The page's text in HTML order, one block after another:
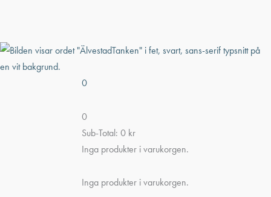
0
0
Sub-Total: 0 kr
Inga produkter i varukorgen.
Inga produkter i varukorgen.